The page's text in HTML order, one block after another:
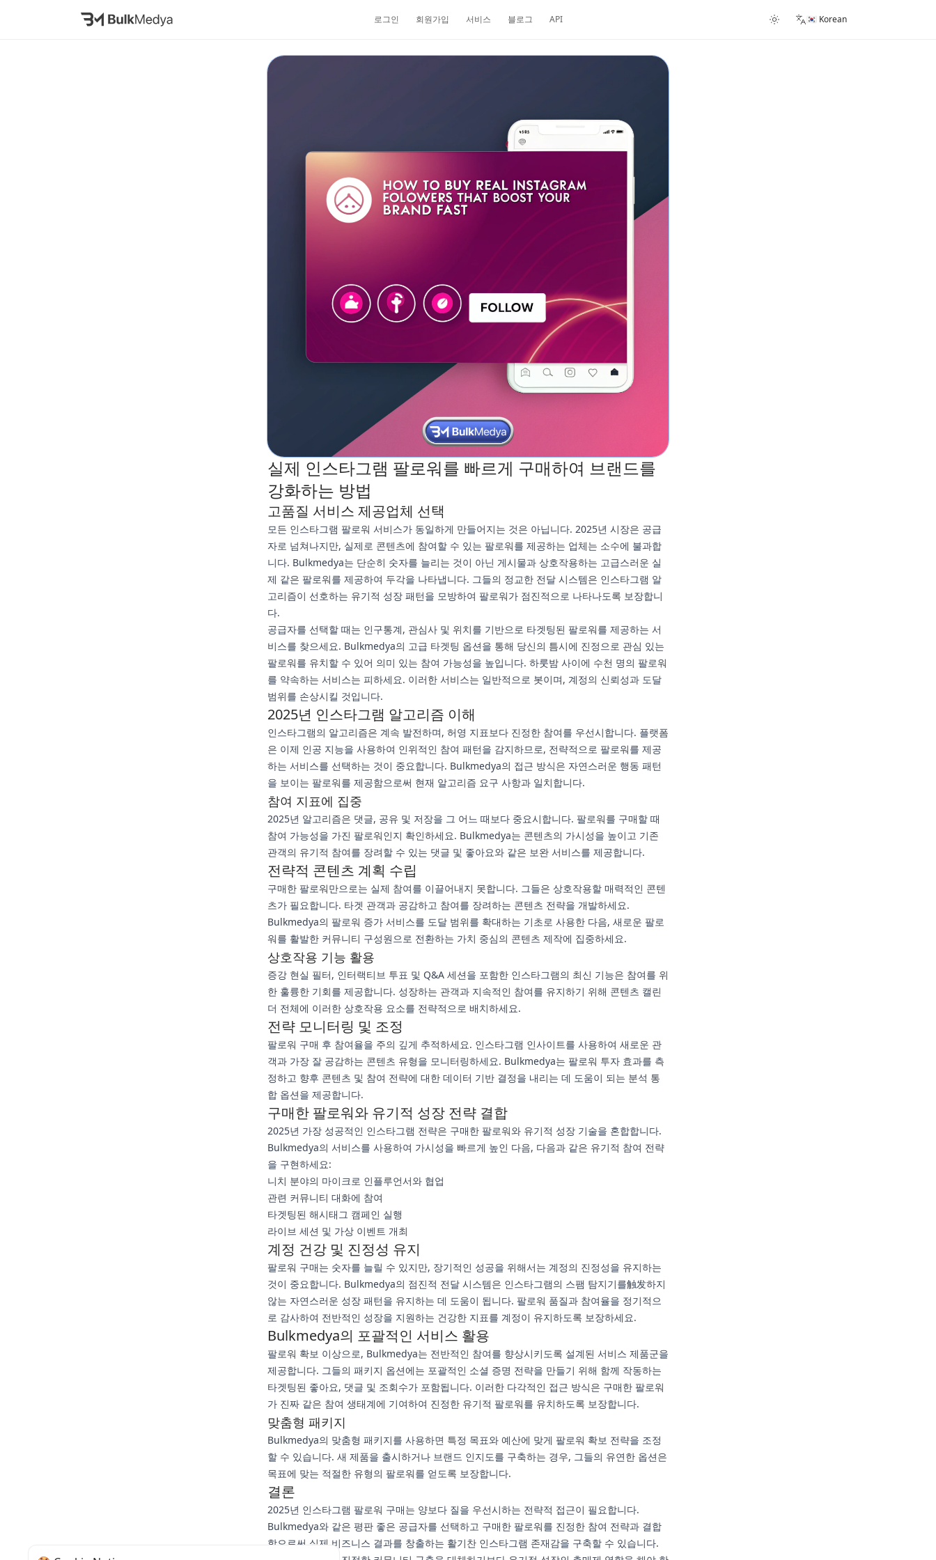
로그인 회원가입 서비스 블로그 API 🇰🇷 Korean
실제 인스타그램 팔로워를 빠르게 구매하여 브랜드를
강화하는 방법
고품질 서비스 제공업체 선택
모든 인스타그램 팔로워 서비스가 동일하게 만들어지는 것은 아닙니다. 2025년 시장은 공급
자로 넘쳐나지만, 실제로 콘텐츠에 참여할 수 있는 팔로워를 제공하는 업체는 소수에 불과합
니다. Bulkmedya는 단순히 숫자를 늘리는 것이 아닌 게시물과 상호작용하는 고급스러운 실
제 같은 팔로워를 제공하여 두각을 나타냅니다. 그들의 정교한 전달 시스템은 인스타그램 알
고리즘이 선호하는 유기적 성장 패턴을 모방하여 팔로워가 점진적으로 나타나도록 보장합니
다.
공급자를 선택할 때는 인구통계, 관심사 및 위치를 기반으로 타겟팅된 팔로워를 제공하는 서
비스를 찾으세요. Bulkmedya의 고급 타겟팅 옵션을 통해 당신의 틈시에 진정으로 관심 있는
팔로워를 유치할 수 있어 의미 있는 참여 가능성을 높입니다. 하룻밤 사이에 수천 명의 팔로워
를 약속하는 서비스는 피하세요. 이러한 서비스는 일반적으로 봇이며, 계정의 신뢰성과 도달
범위를 손상시킬 것입니다.
2025년 인스타그램 알고리즘 이해
인스타그램의 알고리즘은 계속 발전하며, 허영 지표보다 진정한 참여를 우선시합니다. 플랫폼
은 이제 인공 지능을 사용하여 인위적인 참여 패턴을 감지하므로, 전략적으로 팔로워를 제공
하는 서비스를 선택하는 것이 중요합니다. Bulkmedya의 접근 방식은 자연스러운 행동 패턴
을 보이는 팔로워를 제공함으로써 현재 알고리즘 요구 사항과 일치합니다.
참여 지표에 집중
2025년 알고리즘은 댓글, 공유 및 저장을 그 어느 때보다 중요시합니다. 팔로워를 구매할 때
참여 가능성을 가진 팔로워인지 확인하세요. Bulkmedya는 콘텐츠의 가시성을 높이고 기존
관객의 유기적 참여를 장려할 수 있는 댓글 및 좋아요와 같은 보완 서비스를 제공합니다.
전략적 콘텐츠 계획 수립
구매한 팔로워만으로는 실제 참여를 이끌어내지 못합니다. 그들은 상호작용할 매력적인 콘텐
츠가 필요합니다. 타겟 관객과 공감하고 참여를 장려하는 콘텐츠 전략을 개발하세요.
Bulkmedya의 팔로워 증가 서비스를 도달 범위를 확대하는 기초로 사용한 다음, 새로운 팔로
워를 활발한 커뮤니티 구성원으로 전환하는 가치 중심의 콘텐츠 제작에 집중하세요.
상호작용 기능 활용
증강 현실 필터, 인터랙티브 투표 및 Q&A 세션을 포함한 인스타그램의 최신 기능은 참여를 위
한 훌륭한 기회를 제공합니다. 성장하는 관객과 지속적인 참여를 유지하기 위해 콘텐츠 캘린
더 전체에 이러한 상호작용 요소를 전략적으로 배치하세요.
전략 모니터링 및 조정
팔로워 구매 후 참여율을 주의 깊게 추적하세요. 인스타그램 인사이트를 사용하여 새로운 관
객과 가장 잘 공감하는 콘텐츠 유형을 모니터링하세요. Bulkmedya는 팔로워 투자 효과를 측
정하고 향후 콘텐츠 및 참여 전략에 대한 데이터 기반 결정을 내리는 데 도움이 되는 분석 통
합 옵션을 제공합니다.
구매한 팔로워와 유기적 성장 전략 결합
2025년 가장 성공적인 인스타그램 전략은 구매한 팔로워와 유기적 성장 기술을 혼합합니다.
Bulkmedya의 서비스를 사용하여 가시성을 빠르게 높인 다음, 다음과 같은 유기적 참여 전략
을 구현하세요:
니치 분야의 마이크로 인플루언서와 협업
관련 커뮤니티 대화에 참여
타겟팅된 해시태그 캠페인 실행
라이브 세션 및 가상 이벤트 개최
계정 건강 및 진정성 유지
팔로워 구매는 숫자를 늘릴 수 있지만, 장기적인 성공을 위해서는 계정의 진정성을 유지하는
것이 중요합니다. Bulkmedya의 점진적 전달 시스템은 인스타그램의 스팸 탐지기를触发하지
않는 자연스러운 성장 패턴을 유지하는 데 도움이 됩니다. 팔로워 품질과 참여율을 정기적으
로 감사하여 전반적인 성장을 지원하는 건강한 지표를 계정이 유지하도록 보장하세요.
Bulkmedya의 포괄적인 서비스 활용
팔로워 확보 이상으로, Bulkmedya는 전반적인 참여를 향상시키도록 설계된 서비스 제품군을
제공합니다. 그들의 패키지 옵션에는 포괄적인 소셜 증명 전략을 만들기 위해 함께 작동하는
타겟팅된 좋아요, 댓글 및 조회수가 포함됩니다. 이러한 다각적인 접근 방식은 구매한 팔로워
가 진짜 같은 참여 생태계에 기여하여 진정한 유기적 팔로워를 유치하도록 보장합니다.
맞춤형 패키지
Bulkmedya의 맞춤형 패키지를 사용하면 특정 목표와 예산에 맞게 팔로워 확보 전략을 조정
할 수 있습니다. 새 제품을 출시하거나 브랜드 인지도를 구축하는 경우, 그들의 유연한 옵션은
목표에 맞는 적절한 유형의 팔로워를 얻도록 보장합니다.
결론
2025년 인스타그램 팔로워 구매는 양보다 질을 우선시하는 전략적 접근이 필요합니다.
Bulkmedya와 같은 평판 좋은 공급자를 선택하고 구매한 팔로워를 진정한 참여 전략과 결합
함으로써 실제 비즈니스 결과를 창출하는 활기찬 인스타그램 존재감을 구축할 수 있습니다.